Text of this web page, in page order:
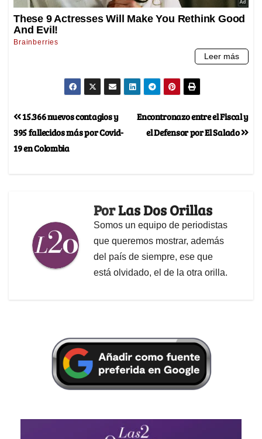
Encontronazo entre el Fiscal y
el Defensor por El Salado
15.366 nuevos contagios y
395 fallecidos más por Covid-
19 en Colombia
PorLas Dos Orillas
Somos un equipo de periodistas
que queremos mostrar, además
del país de siempre, ese que
está olvidado, el de la otra orilla.